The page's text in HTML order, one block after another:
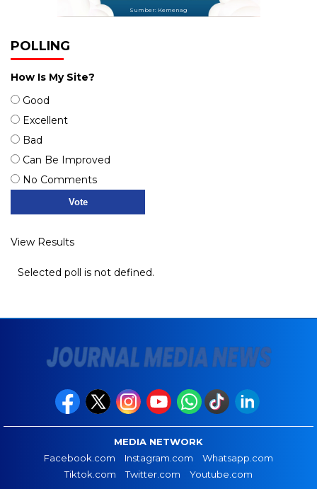
Sumber: Kemenag
POLLING
How Is My Site?
Good
Excellent
Bad
Can Be Improved
No Comments
View Results
Selected poll is not defined.
MEDIA NETWORK
Facebook.com
Instagram.com
Whatsapp.com
Tiktok.com
Twitter.com Youtube.com